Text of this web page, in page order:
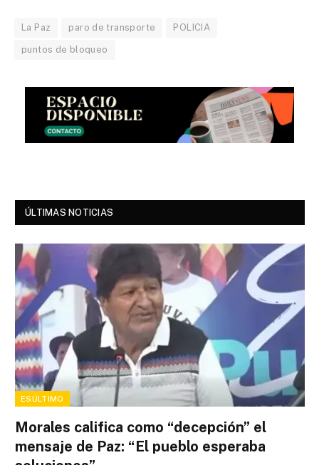
La Paz paro de transporte POLICIA
puntos de bloqueo
ÚLTIMAS NOTICIAS
ESÚLTIMO
Morales califica como “decepción” el
mensaje de Paz: “El pueblo esperaba